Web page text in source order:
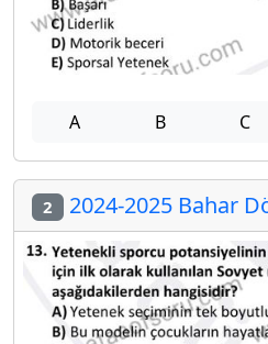
A B C
2 2024-2025 Bahar